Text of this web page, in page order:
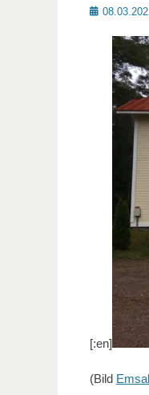
Publicerat
[:en]
(Bild